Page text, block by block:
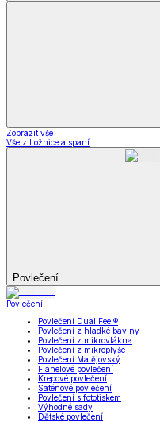
Zobrazit vše
Vše z Ložnice a spaní
Povlečení
Povlečení
Povlečení Dual Feel®
Povlečení z hladké bavlny
Povlečení z mikrovlákna
Povlečení z mikroplyše
Povlečení Matějovský
Flanelové povlečení
Krepové povlečení
Saténové povlečení
Povlečení s fototiskem
Výhodné sady
Dětské povlečení